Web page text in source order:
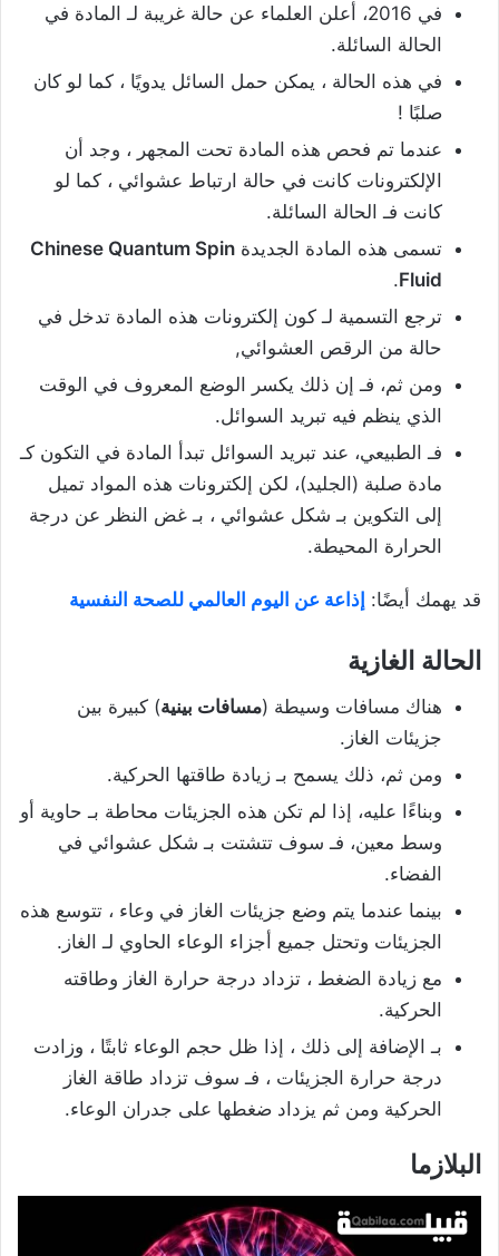
في 2016، أعلن العلماء عن حالة غريبة لـ المادة في
الحالة السائلة.
في هذه الحالة ، يمكن حمل السائل يدويًا ، كما لو كان
صلبًا !
عندما تم فحص هذه المادة تحت المجهر ، وجد أن
الإلكترونات كانت في حالة ارتباط عشوائي ، كما لو
كانت فـ الحالة السائلة.
تسمى هذه المادة الجديدة Chinese Quantum Spin
Fluid
.
ترجع التسمية لـ كون إلكترونات هذه المادة تدخل في
حالة من الرقص العشوائي,
ومن ثم، فـ إن ذلك يكسر الوضع المعروف في الوقت
الذي ينظم فيه تبريد السوائل.
فـ الطبيعي، عند تبريد السوائل تبدأ المادة في التكون كـ
مادة صلبة (الجليد)، لكن إلكترونات هذه المواد تميل
إلى التكوين بـ شكل عشوائي ، بـ غض النظر عن درجة
الحرارة المحيطة.
قد يهمك أيضًا: إذاعة عن اليوم العالمي للصحة النفسية
الحالة الغازية
هناك مسافات وسيطة (مسافات بينية) كبيرة بين
جزيئات الغاز.
ومن ثم، ذلك يسمح بـ زيادة طاقتها الحركية.
وبناءًا عليه، إذا لم تكن هذه الجزيئات محاطة بـ حاوية أو
وسط معين، فـ سوف تتشتت بـ شكل عشوائي في
الفضاء.
بينما عندما يتم وضع جزيئات الغاز في وعاء ، تتوسع هذه
الجزيئات وتحتل جميع أجزاء الوعاء الحاوي لـ الغاز.
مع زيادة الضغط ، تزداد درجة حرارة الغاز وطاقته
الحركية.
بـ الإضافة إلى ذلك ، إذا ظل حجم الوعاء ثابتًا ، وزادت
درجة حرارة الجزيئات ، فـ سوف تزداد طاقة الغاز
الحركية ومن ثم يزداد ضغطها على جدران الوعاء.
البلازما